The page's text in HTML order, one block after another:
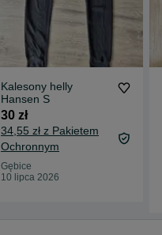
Kalesony helly
Hansen S
30 zł
34,55 zł z Pakietem
Ochronnym
Gębice
10 lipca 2026